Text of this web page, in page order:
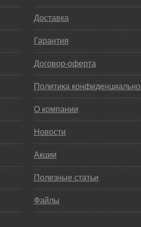
Доставка
Гарантия
Договор-оферта
Политика
О компании
Новости
Акции
Полезные статьи
Файлы